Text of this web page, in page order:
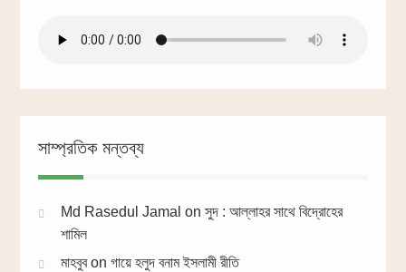
সাম্প্রতিক মন্তব্য
Md Rasedul Jamal on সুদ : আল্লাহর সাথে বিদ্রোহের
শামিল
মাহবুবon গায়ে হলুদ বনাম ইসলামী রীতি